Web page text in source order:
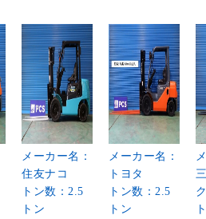
メーカー名：
住友ナコ
トン数：2.5
トン
メーカー名：
トヨタ
トン数：2.5
トン